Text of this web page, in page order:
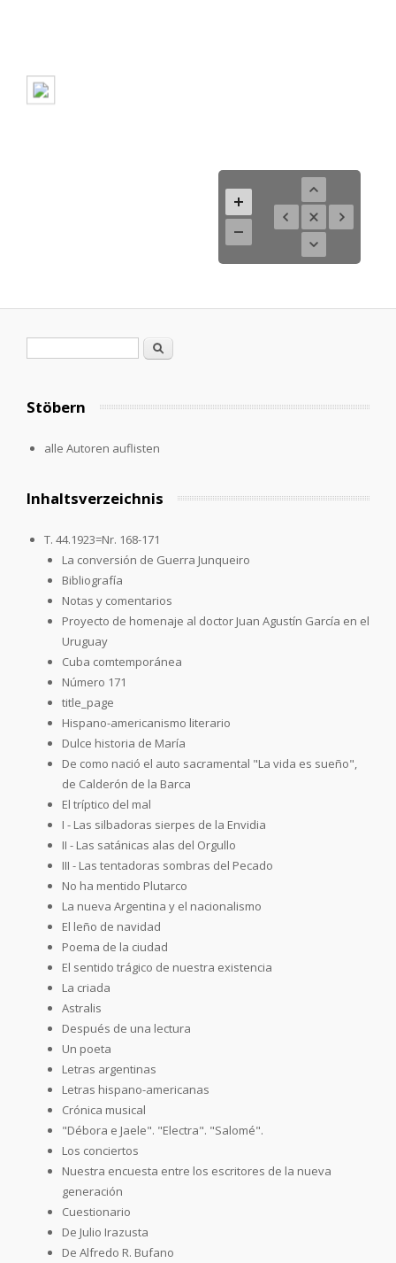
Search
Stöbern
alle Autoren auflisten
Inhaltsverzeichnis
T. 44.1923=Nr. 168-171
La conversión de Guerra Junqueiro
Bibliografía
Notas y comentarios
Proyecto de homenaje al doctor Juan Agustín García en el
Uruguay
Cuba comtemporánea
Número 171
title_page
Hispano-americanismo literario
Dulce historia de María
De como nació el auto sacramental "La vida es sueño",
de Calderón de la Barca
El tríptico del mal
I - Las silbadoras sierpes de la Envidia
II - Las satánicas alas del Orgullo
III - Las tentadoras sombras del Pecado
No ha mentido Plutarco
La nueva Argentina y el nacionalismo
El leño de navidad
Poema de la ciudad
El sentido trágico de nuestra existencia
La criada
Astralis
Después de una lectura
Un poeta
Letras argentinas
Letras hispano-americanas
Crónica musical
"Débora e Jaele". "Electra". "Salomé".
Los conciertos
Nuestra encuesta entre los escritores de la nueva
generación
Cuestionario
De Julio Irazusta
De Alfredo R. Bufano